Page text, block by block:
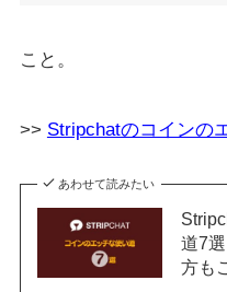
こと。
>> Stripchatのコインの
あわせて読みたい
道7
方も